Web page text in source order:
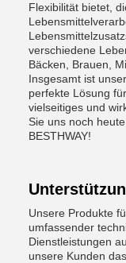
Flexibilität bietet,
verschiedene
Bäcken, Brauen,
Insgesamt ist
perfekte Lösung
vielseitiges und
Sie uns noch
BESTHWAY!
Unsere Produkte
umfassender
Dienstleistungen
unsere Kunden